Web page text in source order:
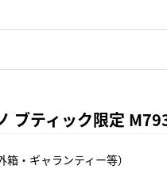
ブティック限定
・ギャランティー等）